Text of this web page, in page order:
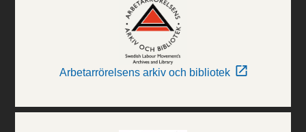
Arbetarrörelsens arkiv och bibliotek